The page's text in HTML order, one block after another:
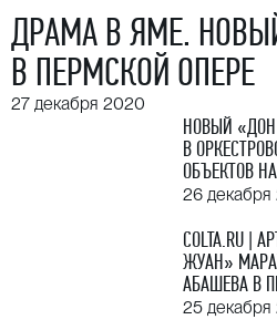
ДРАМА В ЯМЕ.
В ПЕРМСКОЙ ОПЕРЕ
27 декабря 2020
НОВЫЙ
В
ОБЪЕКТОВ
26
СOLTA.RU |
ЖУАН»
АБАШЕВА В
25